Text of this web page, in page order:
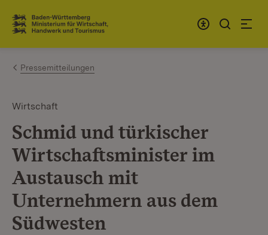
Zum Inhalt springen
Link zur Startseite
Pressemitteilungen
Wirtschaft
Schmid und türkischer
Wirtschaftsminister im
Austausch mit
Unternehmern aus dem
Südwesten